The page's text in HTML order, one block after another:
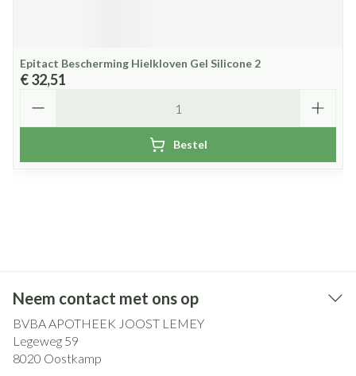
Epitact Bescherming Hielkloven Gel Silicone 2
€ 32,51
Bestel
Neem contact met ons op
BVBA APOTHEEK JOOST LEMEY
Legeweg 59
8020 Oostkamp